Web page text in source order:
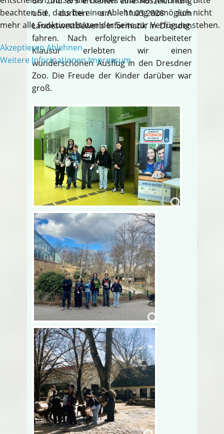
und durften am 11.03.2026 zum
Landeswettbewerb Informatik in Dresden
fahren. Nach erfolgreich bearbeiteter
Klausur erlebten wir einen
wunderschönen Ausflug in den Dresdner
Zoo. Die Freude der Kinder darüber war
groß.
beachten Sie, dass bei einer Ablehnung womöglich nicht
mehr alle Funktionalitäten der Seite zur Verfügung stehen.
AkzeptierenAblehnen
Weitere Informationen Impressum